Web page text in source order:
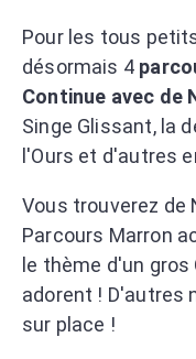
Pour les tous
désormais 4
Continue avec de
Singe Glissant, la
l'Ours et d'autres
Vous trouverez de
Parcours Marron
le thème d'un
adorent ! D'autres
sur place !